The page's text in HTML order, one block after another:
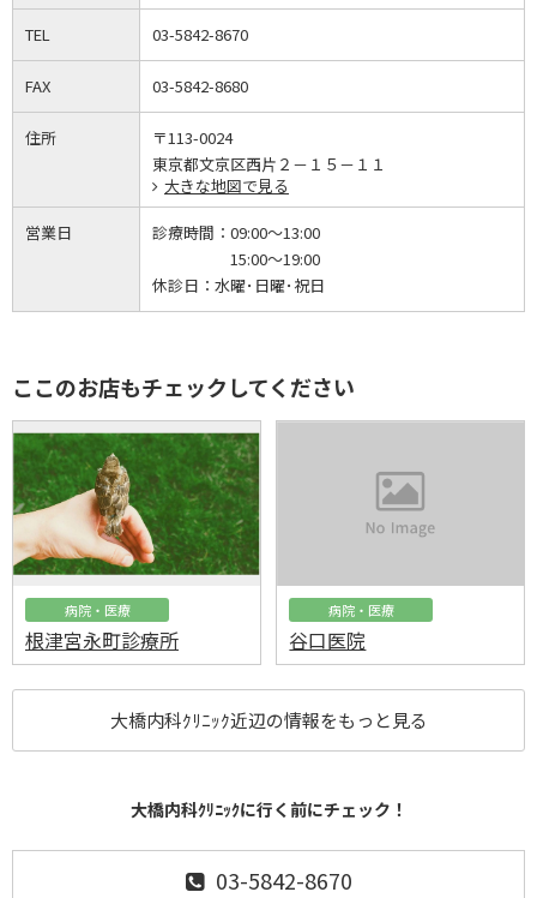
TEL 03-5842-8670
FAX 03-5842-8680
住所
〒113-0024
東京都文京区西片２－１５－１１
大きな地図で見る
営業日 診療時間： 09:00～13:00
15:00～19:00
休診日： 水曜･日曜･祝日
ここのお店もチェックしてください
病院・医療
根津宮永町診療所
病院・医療
谷口医院
大橋内科ｸﾘﾆｯｸ近辺の情報をもっと見る
大橋内科ｸﾘﾆｯｸに行く前にチェック！
03-5842-8670